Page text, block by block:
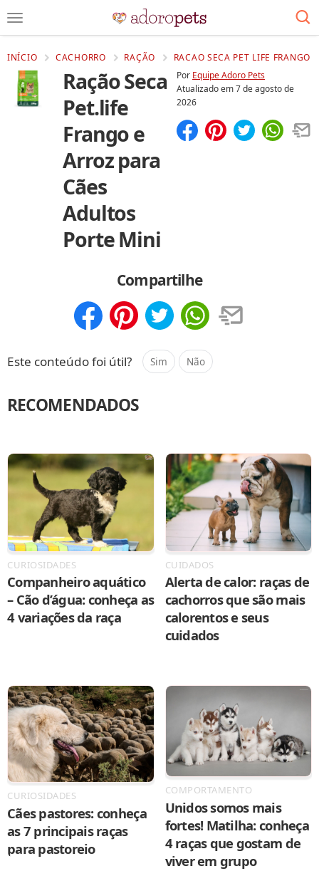
INÍCIO CACHORRO RAÇÃO RACAO SECA PET LIFE FRANGO
Ração Seca
Pet.life
Frango e
Arroz para
Cães
Adultos
Porte Mini
Por Equipe Adoro Pets
Atualizado em7 de agosto de
2026
Compartilhe
Este conteúdo foi útil? Sim Não
RECOMENDADOS
CURIOSIDADES
Companheiro aquático
– Cão d’água: conheça as
4 variações da raça
CUIDADOS
Alerta de calor: raças de
cachorros que são mais
calorentos e seus
cuidados
CURIOSIDADES
Cães pastores: conheça
as 7 principais raças
para pastoreio
COMPORTAMENTO
Unidos somos mais
fortes! Matilha: conheça
4 raças que gostam de
viver em grupo